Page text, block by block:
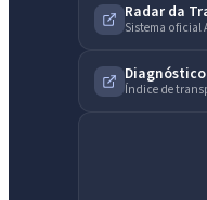
Radar da
Sistema oficial
Índice de
IntGest AI
Assistente do Portal